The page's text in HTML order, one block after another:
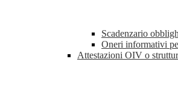
Scadenzario
Oneri informativi
Attestazioni OIV o